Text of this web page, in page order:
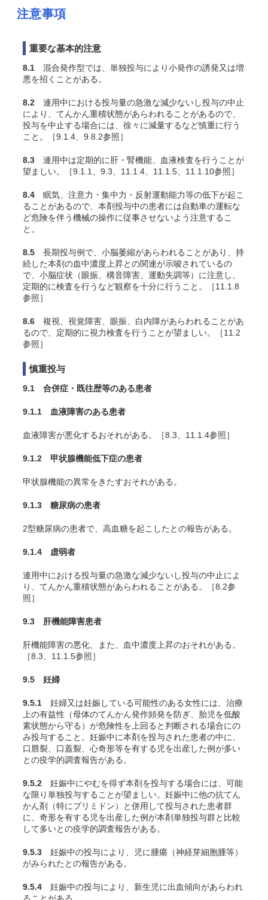
注意事項
重要な基本的注意
8.1 混合発作型では、単独投与により小発作の誘発又は増
悪を招くことがある。
8.2 連用中における投与量の急激な減少ないし投与の中止
により、てんかん重積状態があらわれることがあるので、
投与を中止する場合には、徐々に減量するなど慎重に行う
こと。［9.1.4、9.8.2参照］
8.3 連用中は定期的に肝・腎機能、血液検査を行うことが
望ましい。［9.1.1、9.3、11.1.4、11.1.5、11.1.10参照］
8.4 眠気、注意力・集中力・反射運動能力等の低下が起こ
ることがあるので、本剤投与中の患者には自動車の運転な
ど危険を伴う機械の操作に従事させないよう注意するこ
と。
8.5 長期投与例で、小脳萎縮があらわれることがあり、持
続した本剤の血中濃度上昇との関連が示唆されているの
で、小脳症状（眼振、構音障害、運動失調等）に注意し、
定期的に検査を行うなど観察を十分に行うこと。［11.1.8
参照］
8.6 複視、視覚障害、眼振、白内障があらわれることがあ
るので、定期的に視力検査を行うことが望ましい。［11.2
参照］
慎重投与
9.1 合併症・既往歴等のある患者
9.1.1 血液障害のある患者
血液障害が悪化するおそれがある。［8.3、11.1.4参照］
9.1.2 甲状腺機能低下症の患者
甲状腺機能の異常をきたすおそれがある。
9.1.3 糖尿病の患者
2型糖尿病の患者で、高血糖を起こしたとの報告がある。
9.1.4 虚弱者
連用中における投与量の急激な減少ないし投与の中止によ
り、てんかん重積状態があらわれることがある。［8.2参
照］
9.3 肝機能障害患者
肝機能障害の悪化、また、血中濃度上昇のおそれがある。
［8.3、11.1.5参照］
9.5 妊婦
9.5.1 妊婦又は妊娠している可能性のある女性には、治療
上の有益性（母体のてんかん発作頻発を防ぎ、胎児を低酸
素状態から守る）が危険性を上回ると判断される場合にの
み投与すること。妊娠中に本剤を投与された患者の中に、
口唇裂、口蓋裂、心奇形等を有する児を出産した例が多い
との疫学的調査報告がある。
9.5.2 妊娠中にやむを得ず本剤を投与する場合には、可能
な限り単独投与することが望ましい。妊娠中に他の抗てん
かん剤（特にプリミドン）と併用して投与された患者群
に、奇形を有する児を出産した例が本剤単独投与群と比較
して多いとの疫学的調査報告がある。
9.5.3 妊娠中の投与により、児に腫瘍（神経芽細胞腫等）
がみられたとの報告がある。
9.5.4 妊娠中の投与により、新生児に出血傾向があらわれ